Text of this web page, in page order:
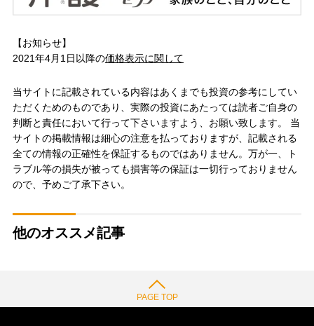
【お知らせ】
2021年4月1日以降の価格表示に関して
当サイトに記載されている内容はあくまでも投資の参考にしてい
ただくためのものであり、実際の投資にあたっては読者ご自身の
判断と責任において行って下さいますよう、お願い致します。 当
サイトの掲載情報は細心の注意を払っておりますが、記載される
全ての情報の正確性を保証するものではありません。万が一、ト
ラブル等の損失が被っても損害等の保証は一切行っておりません
ので、予めご了承下さい。
他のオススメ記事
PAGE TOP